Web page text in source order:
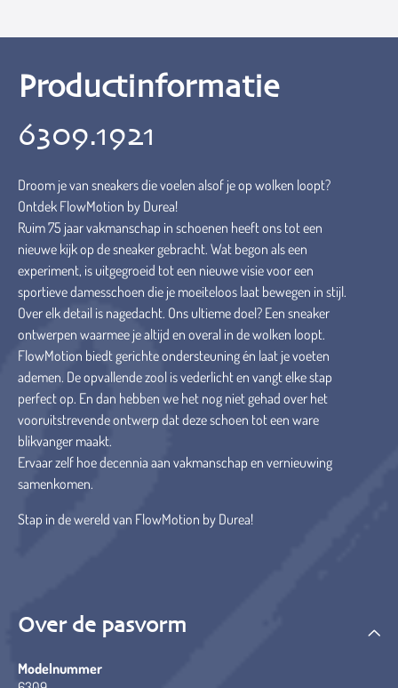
Productinformatie
6309.1921
Droom je van sneakers die voelen alsof je op wolken loopt?
Ontdek FlowMotion by Durea!
Ruim 75 jaar vakmanschap in schoenen heeft ons tot een
nieuwe kijk op de sneaker gebracht. Wat begon als een
experiment, is uitgegroeid tot een nieuwe visie voor een
sportieve damesschoen die je moeiteloos laat bewegen in stijl.
Over elk detail is nagedacht. Ons ultieme doel? Een sneaker
ontwerpen waarmee je altijd en overal in de wolken loopt.
FlowMotion biedt gerichte ondersteuning én laat je voeten
ademen. De opvallende zool is vederlicht en vangt elke stap
perfect op. En dan hebben we het nog niet gehad over het
vooruitstrevende ontwerp dat deze schoen tot een ware
blikvanger maakt.
Ervaar zelf hoe decennia aan vakmanschap en vernieuwing
samenkomen.
Stap in de wereld van FlowMotion by Durea!
Over de pasvorm
Modelnummer